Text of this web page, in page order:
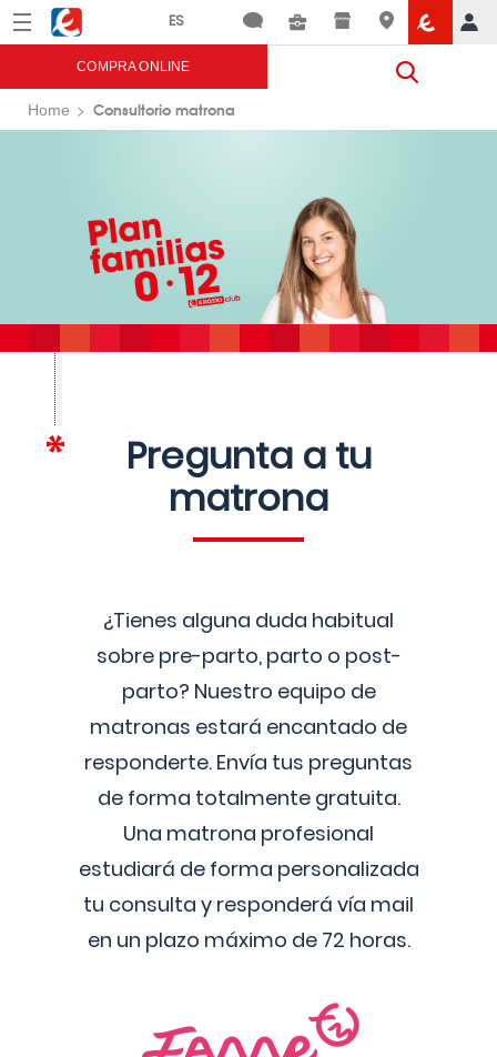
Menú Eroski
COMPRA ONLINE
Home Consultorio matrona
Pregunta a tu
matrona
¿Tienes alguna duda habitual
sobre pre-parto, parto o post-
parto? Nuestro equipo de
matronas estará encantado de
responderte. Envía tus preguntas
de forma totalmente gratuita.
Una matrona profesional
estudiará de forma personalizada
tu consulta y responderá vía mail
en un plazo máximo de 72 horas.